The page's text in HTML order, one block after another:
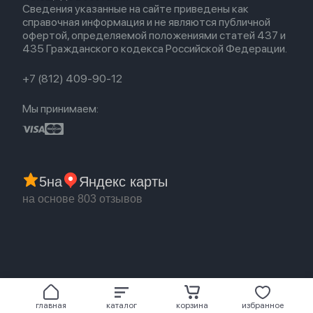
главная каталог корзина избранное
Партнерская программа
Гарантия
Обмен и возврат
Бонусы
Акции
Сведения указанные на сайте приведены как
справочная информация и не являются публичной
офертой, определяемой положениями статей 437 и
435 Гражданского кодекса Российской Федерации.
+7 (812) 409-90-12
Мы принимаем:
5на Яндекс карты
на основе 803 отзывов